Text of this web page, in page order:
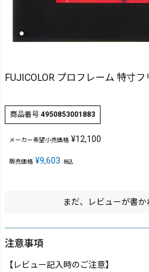
FUJICOLOR プロフレーム 特寸
商品番号 4950853001883
メーカー希望小売価格 ¥12,100
販売価格 ¥9,603 税込
まだ、レビューが書か
注意事項
【レビュー記入時のご注意】